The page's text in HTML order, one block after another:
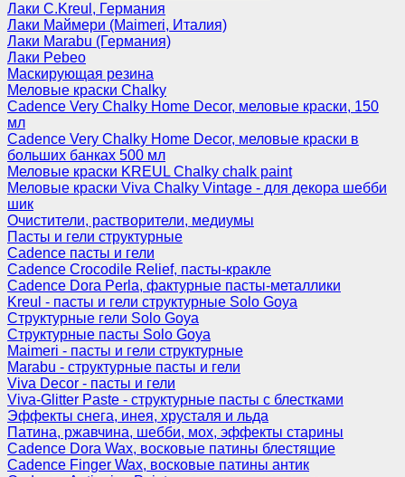
Лаки C.Kreul, Германия
Лаки Маймери (Maimeri, Италия)
Лаки Marabu (Германия)
Лаки Pebeo
Маскирующая резина
Меловые краски Chalky
Cadence Very Chalky Home Decor, меловые краски, 150
мл
Cadence Very Chalky Home Decor, меловые краски в
больших банках 500 мл
Меловые краски KREUL Chalky chalk paint
Меловые краски Viva Chalky Vintage - для декора шебби
шик
Очистители, растворители, медиумы
Пасты и гели структурные
Cadence пасты и гели
Cadence Crocodile Relief, пасты-кракле
Cadence Dora Perla, фактурные пасты-металлики
Kreul - пасты и гели структурные Solo Goya
Структурные гели Solo Goya
Структурные пасты Solo Goya
Maimeri - пасты и гели структурные
Marabu - структурные пасты и гели
Viva Decor - пасты и гели
Viva-Glitter Paste - структурные пасты с блестками
Эффекты снега, инея, хрусталя и льда
Патина, ржавчина, шебби, мох, эффекты старины
Cadence Dora Wax, восковые патины блестящие
Cadence Finger Wax, восковые патины антик